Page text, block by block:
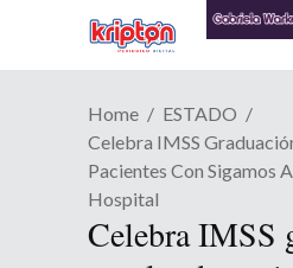
Home
ESTADO
Celebra IMSS
Pacientes Con Sigamos
Hospital
Celebra IMSS